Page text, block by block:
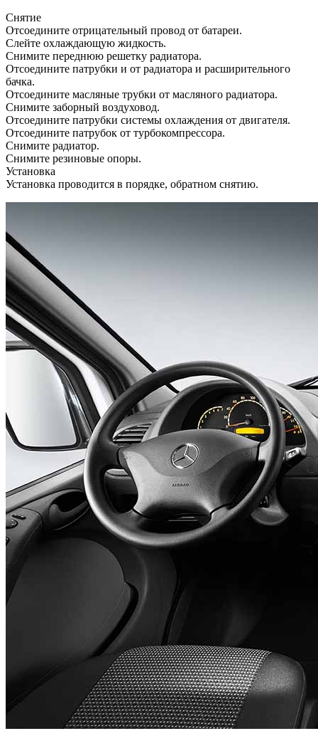
Снятие
Отсоедините отрицательный провод от батареи.
Слейте охлаждающую жидкость.
Снимите переднюю решетку радиатора.
Отсоедините патрубки и от радиатора и расширительного
бачка.
Отсоедините масляные трубки от масляного радиатора.
Снимите заборный воздуховод.
Отсоедините патрубки системы охлаждения от двигателя.
Отсоедините патрубок от турбокомпрессора.
Снимите радиатор.
Снимите резиновые опоры.
Установка
Установка проводится в порядке, обратном снятию.